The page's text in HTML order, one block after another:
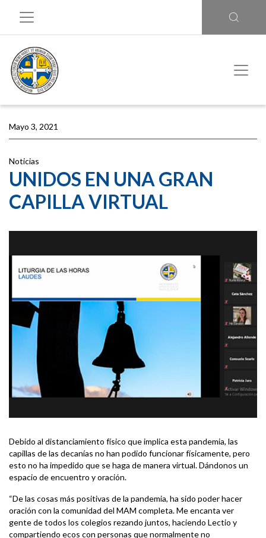
Mayo 3, 2021
Noticias
UNIDOS EN UNA GRAN
CAPILLA VIRTUAL
Debido al distanciamiento físico que implica esta pandemia, las
capillas de las decanías no han podido funcionar físicamente, pero
esto no ha impedido que se haga de manera virtual. Dándonos un
espacio de encuentro y oración.
“De las cosas más positivas de la pandemia, ha sido poder hacer
oración con la comunidad del MAM completa. Me encanta ver
gente de todos los colegios rezando juntos, haciendo Lectio y
compartiendo ecos con personas que normalmente no